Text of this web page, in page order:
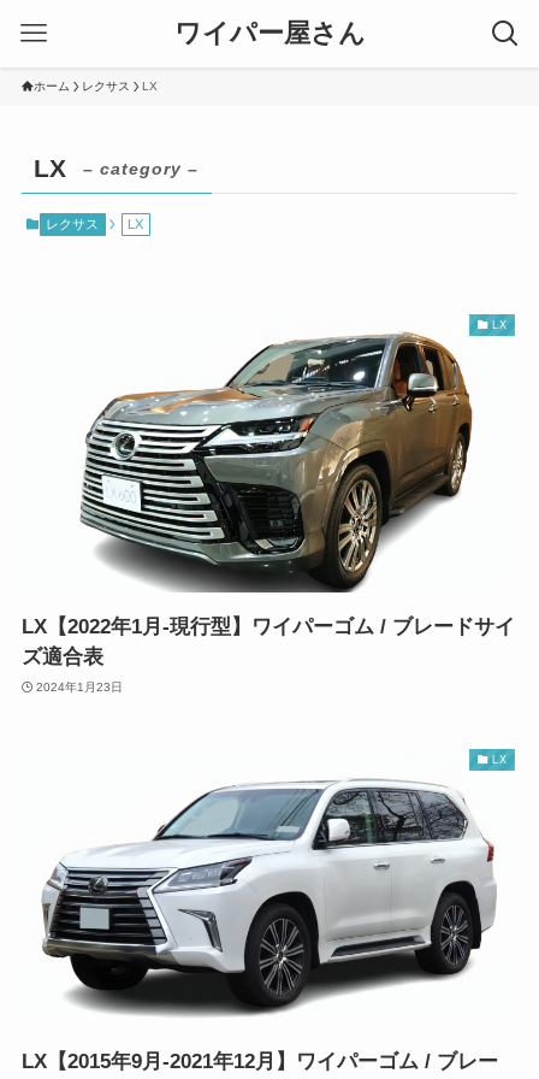
ワイパー屋さん
ホーム レクサス LX
LX – category –
レクサス LX
LX
LX【2022年1月-現行型】ワイパーゴム / ブレードサイ
ズ適合表
2024年1月23日
LX
LX【2015年9月-2021年12月】ワイパーゴム / ブレー